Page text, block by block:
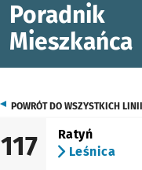
Poradnik
Mieszkańca
POWRÓT DO WSZYSTKICH LINII
117
Ratyń
Leśnica